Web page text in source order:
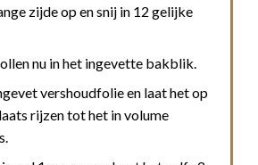
zijde op en snij in 12 gelijke
nu in het ingevette bakblik.
vershoudfolie en laat het op
rijzen tot het in volume